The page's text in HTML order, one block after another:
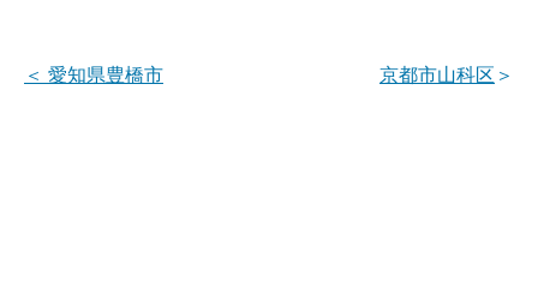
＜ 愛知県豊橋市 ＞
京都市山科区